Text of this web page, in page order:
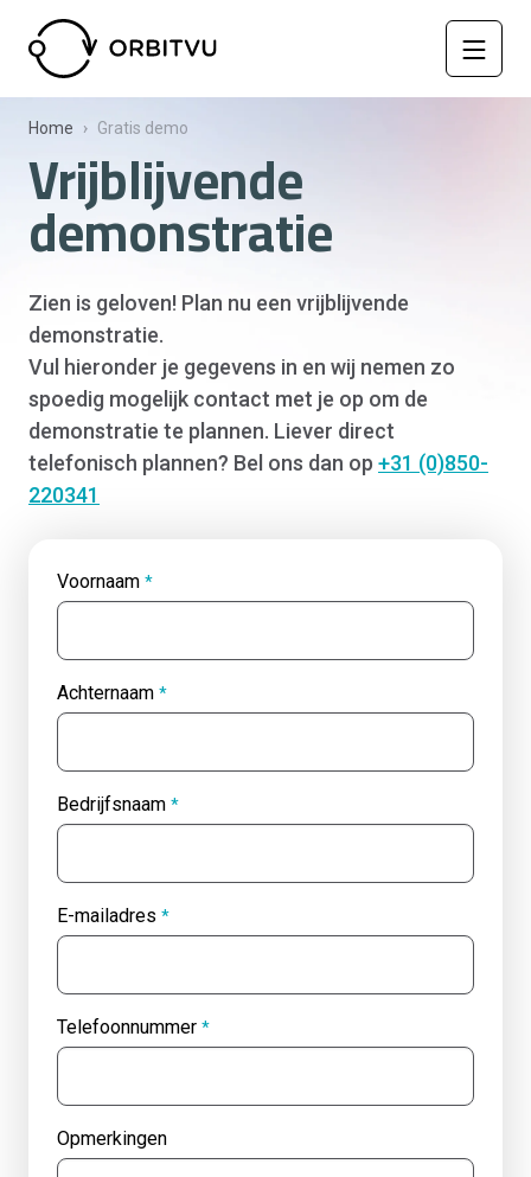
Home Gratis demo
Vrijblijvende
demonstratie
Zien is geloven! Plan nu een vrijblijvende
demonstratie.
Vul hieronder je gegevens in en wij nemen zo
spoedig mogelijk contact met je op om de
demonstratie te plannen. Liever direct
telefonisch plannen? Bel ons dan op +31 (0)850-
220341
Voornaam *
Achternaam *
Bedrijfsnaam *
E-mailadres *
Telefoonnummer *
Opmerkingen